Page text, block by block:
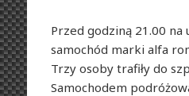
Przed godziną 21.00
samochód marki alfa
Trzy osoby trafiły do
Samochodem